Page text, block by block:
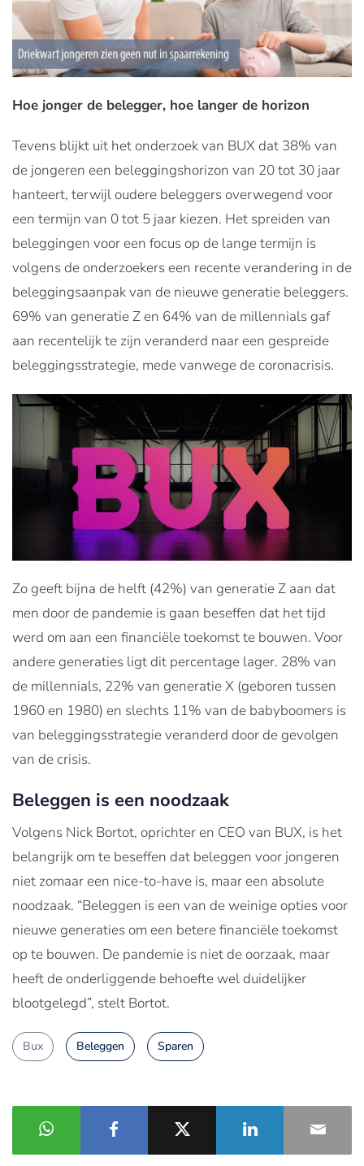
Hoe jonger de belegger, hoe langer de horizon
Tevens blijkt uit het onderzoek van BUX dat 38% van
de jongeren een beleggingshorizon van 20 tot 30 jaar
hanteert, terwijl oudere beleggers overwegend voor
een termijn van 0 tot 5 jaar kiezen. Het spreiden van
beleggingen voor een focus op de lange termijn is
volgens de onderzoekers een recente verandering in de
beleggingsaanpak van de nieuwe generatie beleggers.
69% van generatie Z en 64% van de millennials gaf
aan recentelijk te zijn veranderd naar een gespreide
beleggingsstrategie, mede vanwege de coronacrisis.
Zo geeft bijna de helft (42%) van generatie Z aan dat
men door de pandemie is gaan beseffen dat het tijd
werd om aan een financiële toekomst te bouwen. Voor
andere generaties ligt dit percentage lager. 28% van
de millennials, 22% van generatie X (geboren tussen
1960 en 1980) en slechts 11% van de babyboomers is
van beleggingsstrategie veranderd door de gevolgen
van de crisis.
Beleggen is een noodzaak
Volgens Nick Bortot, oprichter en CEO van BUX, is het
belangrijk om te beseffen dat beleggen voor jongeren
niet zomaar een nice-to-have is, maar een absolute
noodzaak. “Beleggen is een van de weinige opties voor
nieuwe generaties om een betere financiële toekomst
op te bouwen. De pandemie is niet de oorzaak, maar
heeft de onderliggende behoefte wel duidelijker
blootgelegd”, stelt Bortot.
Bux Beleggen Sparen